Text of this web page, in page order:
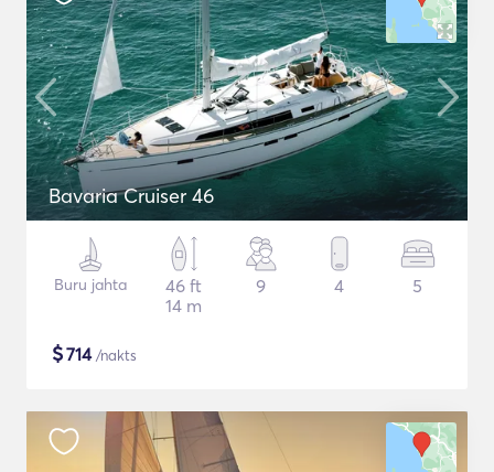
Bavaria Cruiser 46
Buru jahta
46 ft
14 m
9 4 5
$714/nakts